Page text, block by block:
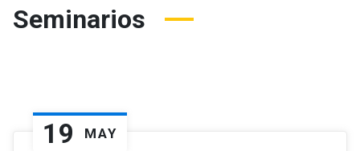
Seminarios
19 MAY